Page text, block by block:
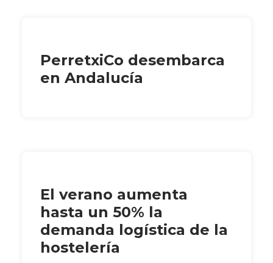
PerretxiCo desembarca
en Andalucía
El verano aumenta
hasta un 50% la
demanda logística de la
hostelería